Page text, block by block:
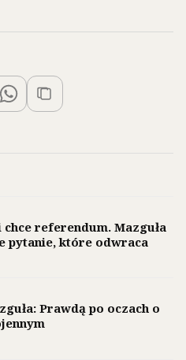
referendum. Mazguła
pytanie, które odwraca
Prawdą po oczach o